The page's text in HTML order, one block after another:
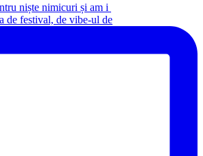
niște nimicuri și am i
de festival, de vibe-ul de